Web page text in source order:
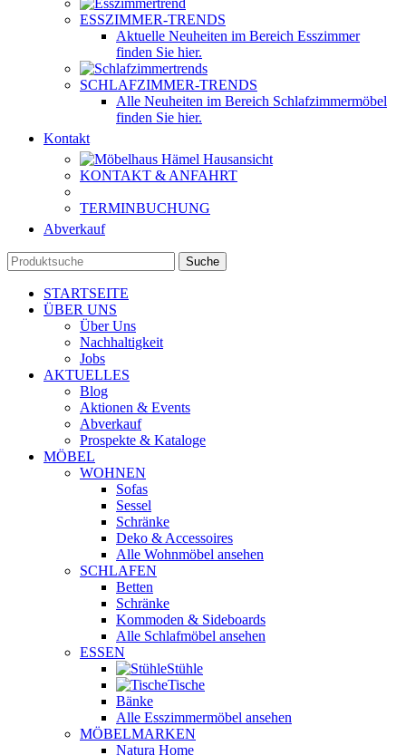
ESSZIMMER-TRENDS
Aktuelle Neuheiten im Bereich Esszimmer
finden Sie hier.
SCHLAFZIMMER-TRENDS
Alle Neuheiten im Bereich Schlafzimmermöbel
finden Sie hier.
Kontakt
KONTAKT & ANFAHRT
TERMINBUCHUNG
Abverkauf
Suche
STARTSEITE
ÜBER UNS
Über Uns
Nachhaltigkeit
Jobs
AKTUELLES
Blog
Aktionen & Events
Abverkauf
Prospekte & Kataloge
MÖBEL
WOHNEN
Sofas
Sessel
Schränke
Deko & Accessoires
Alle Wohnmöbel ansehen
SCHLAFEN
Betten
Schränke
Kommoden & Sideboards
Alle Schlafmöbel ansehen
ESSEN
Stühle
Tische
Bänke
Alle Esszimmermöbel ansehen
MÖBELMARKEN
Natura Home